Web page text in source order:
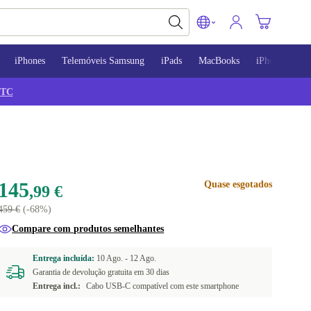
iPhones Telemóveis Samsung iPads MacBooks iPhone 13
TC
145,99 €
€(-68%)
Quase esgotados
Compare com produtos semelhantes
Entrega incluída: 10 Ago. - 12 Ago.
Garantia de devolução gratuita em 30 dias
Entrega incl.:
Cabo USB-C compatível com este smartphone